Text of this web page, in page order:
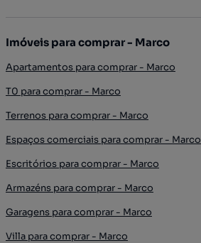
Imóveis para comprar - Marco
Apartamentos para comprar - Marco
T0 para comprar - Marco
Terrenos para comprar - Marco
Espaços comerciais para comprar - Marco
Escritórios para comprar - Marco
Armazéns para comprar - Marco
Garagens para comprar - Marco
Villa para comprar - Marco